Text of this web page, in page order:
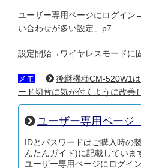
ユーザー専用ページにログイ
い合わせが多い設定」p7
設定開始→ワイヤレスモードに
メモ
後継機種CM-520W1
ード切替に気が付くように改善
ユーザー専用ページ
IDとパスワードはご購入時の
んたんガイド)に記載していま
ユーザー専用ページにログイ